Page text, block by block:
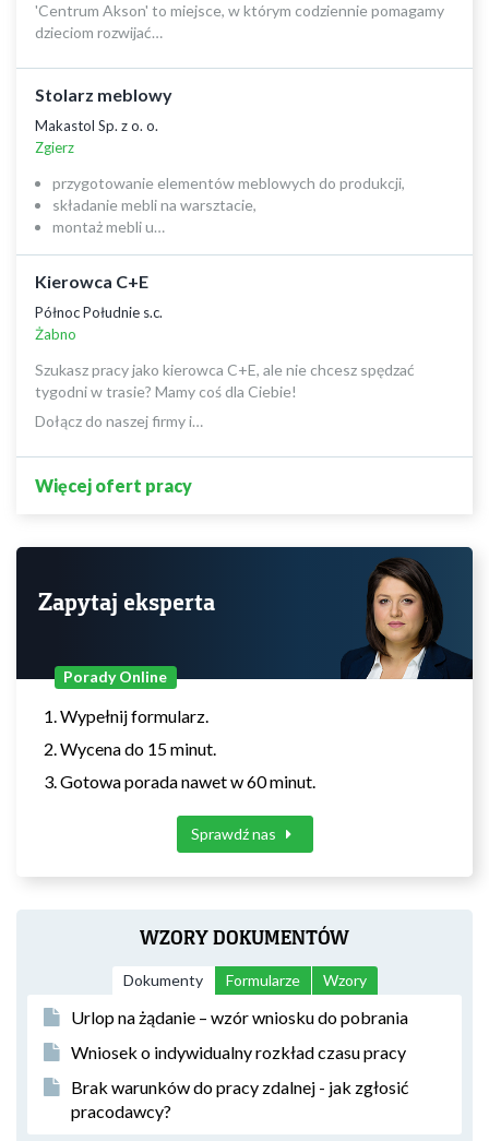
'Centrum Akson' to miejsce, w którym codziennie pomagamy
dzieciom rozwijać…
Stolarz meblowy
Makastol Sp. z o. o.
Zgierz
przygotowanie elementów meblowych do produkcji,
składanie mebli na warsztacie,
montaż mebli u…
Kierowca C+E
Północ Południe s.c.
Żabno
Szukasz pracy jako kierowca C+E, ale nie chcesz spędzać
tygodni w trasie? Mamy coś dla Ciebie!
Dołącz do naszej firmy i…
Więcej ofert pracy
Zapytaj eksperta
Porady Online
Wypełnij formularz.
Wycena do 15 minut.
Gotowa porada nawet w 60 minut.
Sprawdź nas
WZORY DOKUMENTÓW
Dokumenty Formularze Wzory
Urlop na żądanie – wzór wniosku do pobrania
Wniosek o indywidualny rozkład czasu pracy
Brak warunków do pracy zdalnej - jak zgłosić
pracodawcy?